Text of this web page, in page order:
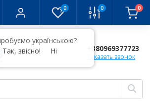
0 0 0
+380969377723
Заказать звонок
українською?
Так, звісно!
Ні